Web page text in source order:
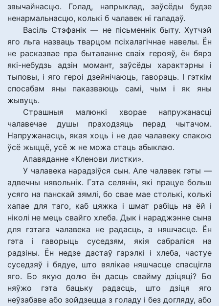
звычайнасцю. Голад, напрыклад, заўсёды будзе
ненармальнасцю, колькі б чалавек ні галадаў.
Васіль Стэфанік — не пісьменнік быту. Хутчэй
яго льга назваць тварцом псіхалагічнае навелы. Ён
не расказвае пра бытаванне сваіх герояў, ён бярэ
які-небудзь адзін момант, заўсёды характэрны і
тыповы, і яго героі дзейнічаюць, гавораць. І гэткім
спосабам яны паказваюць самі, чым і як яны
жывуць.
Страшныя малюнкі хворае напружанасці
чалавечае душы праходзяць перад чытачом.
Напружанасць, якая хоць і не дае чалавеку спакою
ўсё жыццё, усё ж не можа стаць абыклаю.
Апавяданне «Кленови листки».
У чалавека нарадзіўся сын. Але чалавек гэты —
адвечны нявольнік. Гэта селянін, які працуе больш
усяго на панскай зямлі, бо свае мае столькі, колькі
хапае для таго, каб цяжка і шмат рабіць на ёй і
ніколі не мець свайго хлеба. Дык і нараджэнне сына
для гэтага чалавека не радасць, а няшчасце. Ён
гэта і гаворыць суседзям, якія сабраліся на
радзіны. Ён недзе дастаў гарэлкі і хлеба, частуе
суседзяў і бядуе, што вялікае няшчасце спасцігла
яго. Бо якую долю ён дасць свайму дзіцяці? Бо
няўжо гэта бацьку радасць, што дзіця яго
неўзабаве або зойдзецца з голаду і без догляду, або